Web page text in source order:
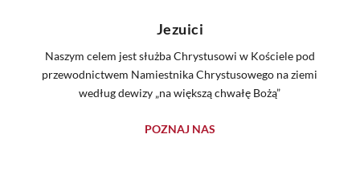
Jezuici
Naszym celem jest służba Chrystusowi w Kościele pod
przewodnictwem Namiestnika Chrystusowego na ziemi
według dewizy „na większą chwałę Bożą”
POZNAJ NAS